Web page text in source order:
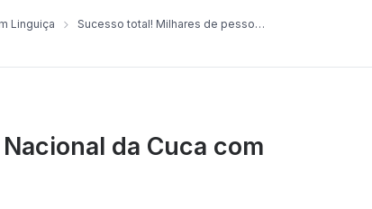
Linguiça Sucesso total! Milhares de pessoas prestigiaram o 19º Festival Nacional da Cuca com Linguiça
da Cuca com